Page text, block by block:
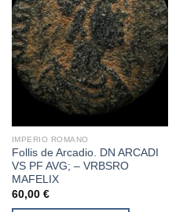
Añadir
a la
lista de
deseos
IMPERIO ROMANO
Follis de Arcadio. DN ARCADI
VS PF AVG; – VRBSRO
MAFELIX
60,00 €